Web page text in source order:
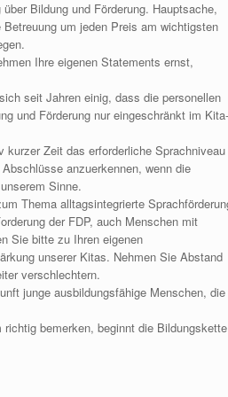
Bildung und Förderung. Hauptsache,
um jeden Preis am wichtigsten
Ihre eigenen Statements ernst,
seit Jahren einig, dass die personellen
und Förderung nur eingeschränkt im Kita-
Zeit das erforderliche Sprachniveau
anzuerkennen, wenn die
Sinne.
Thema alltagsintegrierte
der FDP, auch Menschen mit
Sie bitte zu Ihren eigenen
unserer Kitas. Nehmen Sie Abstand
verschlechtern.
junge ausbildungsfähige Menschen, die
bemerken, beginnt die Bildungskette